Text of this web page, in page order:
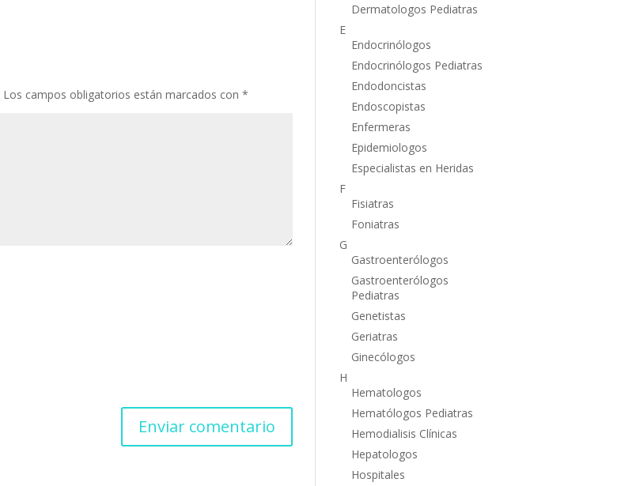
Los campos obligatorios están marcados con *
Dermatologos Pediatras
E
Endocrinólogos
Endocrinólogos Pediatras
Endodoncistas
Endoscopistas
Enfermeras
Epidemiologos
Especialistas en Heridas
F
Fisiatras
Foniatras
G
Gastroenterólogos
Gastroenterólogos
Pediatras
Genetistas
Geriatras
Ginecólogos
H
Hematologos
Hematólogos Pediatras
Hemodialisis Clínicas
Hepatologos
Hospitales